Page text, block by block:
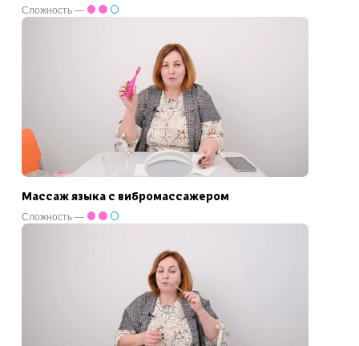
Сложность —
Массаж языка с вибромассажером
Сложность —